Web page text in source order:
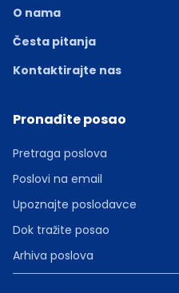
O nama
Česta pitanja
Kontaktirajte nas
Pronađite posao
Pretraga poslova
Poslovi na email
Upoznajte poslodavce
Dok tražite posao
Arhiva poslova